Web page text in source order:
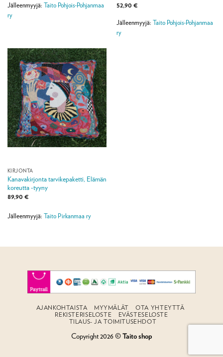
Jälleenmyyjä: Taito Pohjois-Pohjanmaa
ry
Arvostelu
4/ 5
52,90 €
Jälleenmyyjä: Taito Pohjois-Pohjanmaa
ry
KIRJONTA
Kanavakirjonta tarvikepaketti, Elämän
koreutta -tyyny
89,90 €
Jälleenmyyjä: Taito Pirkanmaa ry
AJANKOHTAISTA MYYMÄLÄT
OTA YHTEYTTÄ
REKISTERISELOSTE
EVÄSTESELOSTE
TILAUS- JA TOIMITUSEHDOT
Copyright 2026 ©Taito shop